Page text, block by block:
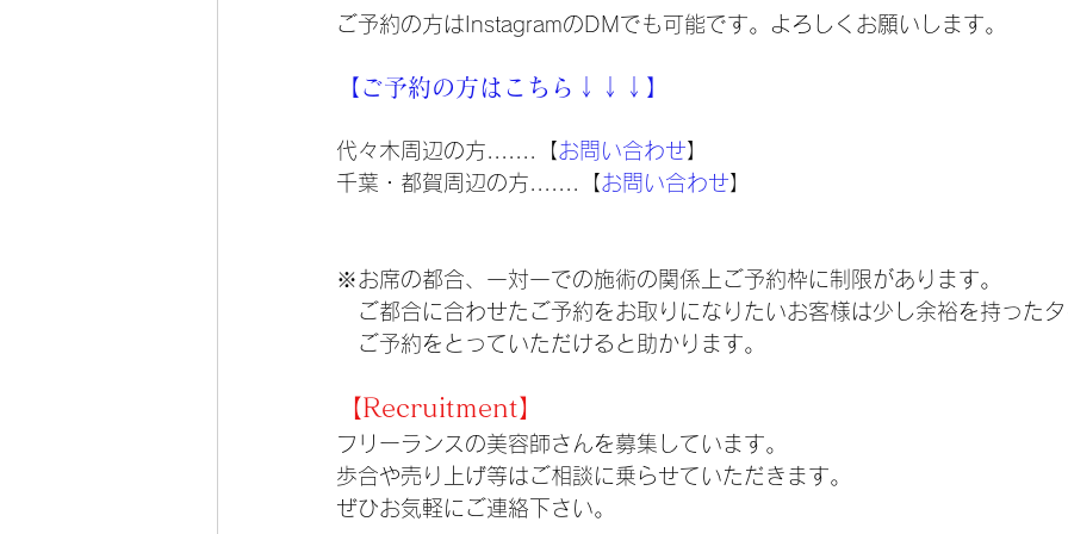
ご予約の方はInstagramのDMでも可能です。よろしくお願いします。
【ご予約の方はこちら↓↓↓】
代々木周辺の方.......【お問い合わせ】
千葉・都賀周辺の方.......【お問い合わせ】
※お席の都合、一対一での施術の関係上ご予約枠に制限があります。
ご都合に合わせたご予約をお取りになりたいお客様は少し余裕を持った
ご予約をとっていただけると助かります。
【Recruitment】
フリーランスの美容師さんを募集しています。
歩合や売り上げ等はご相談に乗らせていただきます。
ぜひお気軽にご連絡下さい。